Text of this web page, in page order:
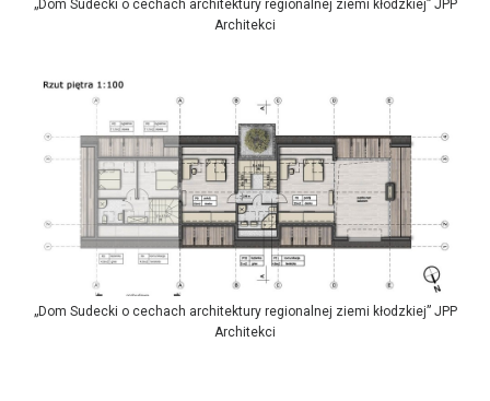
„Dom Sudecki o cechach architektury regionalnej ziemi kłodzkiej” JPP
Architekci
„Dom Sudecki o cechach architektury regionalnej ziemi kłodzkiej” JPP
Architekci